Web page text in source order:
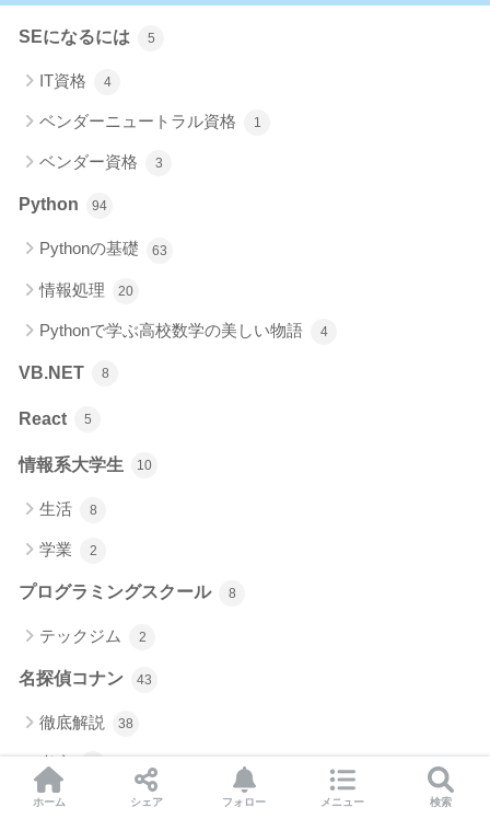
SEになるには 5
IT資格 4
ベンダーニュートラル資格 1
ベンダー資格 3
Python 94
Pythonの基礎 63
情報処理 20
Pythonで学ぶ高校数学の美しい物語 4
VB.NET 8
React 5
情報系大学生 10
生活 8
学業 2
プログラミングスクール 8
テックジム 2
名探偵コナン 43
徹底解説 38
考察
声優
ホーム シェア フォロー メニュー 検索